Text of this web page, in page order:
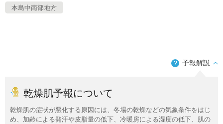
本島中南部地方
？ 予報解説
乾燥肌予報について
乾燥肌の症状が悪化する原因には、冬場の乾燥などの気象条件をはじ
め、加齢による発汗や皮脂量の低下、冷暖房による湿度の低下、肌の